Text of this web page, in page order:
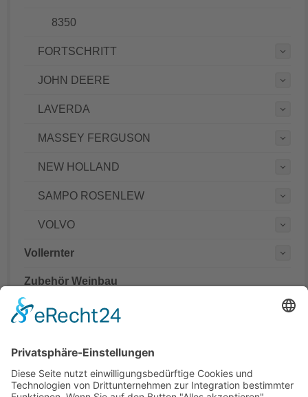
8350
FORTSCHRITT
JOHN DEERE
LAVERDA
MASSEY FERGUSON
NEW HOLLAND
SAMPO ROSENLEW
VOLVO
Vollernter
Zubehör Weinbau
Teilenummern
Hinweis:
Es handelt sich um Teile in Erstausrüsterqualität nicht aber